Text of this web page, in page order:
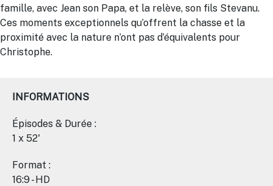
famille, avec Jean son Papa, et la relève, son fils Stevanu.
Ces moments exceptionnels qu’offrent la chasse et la
proximité avec la nature n’ont pas d’équivalents pour
Christophe.
INFORMATIONS
Épisodes & Durée :
1 x 52'
Format :
16:9 - HD